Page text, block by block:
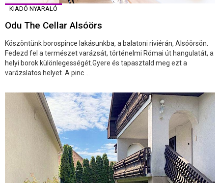
KIADÓ NYARALÓ
Odu The Cellar Alsóörs
Köszöntünk borospince lakásunkba, a balatoni riviérán, Alsóörsön.
Fedezd fel a természet varázsát, történelmi Római út hangulatát, a
helyi borok különlegességét.Gyere és tapasztald meg ezt a
varázslatos helyet. A pinc ...